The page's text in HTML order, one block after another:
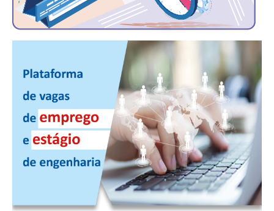
ENGENHEIRO EMPREENDEDOR
APOSENTADORIA
CONVÊNIOS
PLANO DE SAÚDE